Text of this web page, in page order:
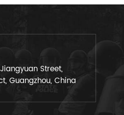
Street,
Guangzhou, China